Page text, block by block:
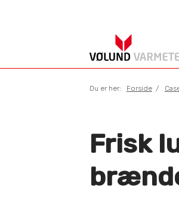
Du er her: Forside
Frisk